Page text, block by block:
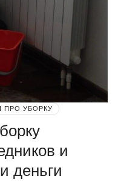
ПРО УБОРКУ
и
деньги